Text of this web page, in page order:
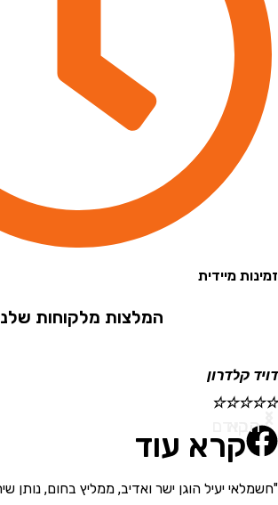
מיידית
המלצות מלקוחות שלנו
☆
☆
קרא עוד
יעיל הוגן ישר ואדיב, ממליץ בחום, נותן שירות